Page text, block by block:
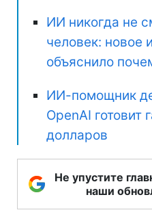
ИИ никогда не
человек: новое
объяснило
ИИ-помощник
OpenAI готовит
долларов
Не упустите
наши